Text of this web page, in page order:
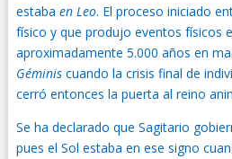
estaba en Leo. El proceso iniciado
físico y que produjo eventos físicos
aproximadamente 5.000 años en
Géminiscuando la crisis final de
cerró entonces la puerta al reino
Se ha declarado que Sagitario
pues el Sol estaba en ese signo